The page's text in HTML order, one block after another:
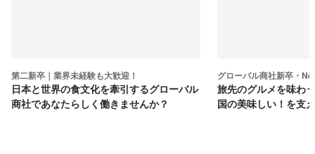
第二新卒｜業界未経験も大歓迎！
日本と世界の食文化を牽引するグローバル
商社であなたらしく働きませんか？
グローバル商社新卒・
旅先のグルメを味わ
国の美味しい！を支